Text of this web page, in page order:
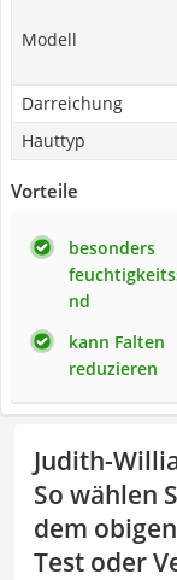
Modell
Darreichung
Hauttyp
Vorteile
besonders
nd
kann Falten
reduzieren
Judith-
So wählen
dem
Test oder